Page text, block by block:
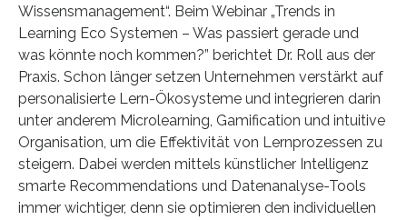
Wissensmanagement“. Beim Webinar „Trends in
Learning Eco Systemen – Was passiert gerade und
was könnte noch kommen?” berichtet Dr. Roll aus der
Praxis. Schon länger setzen Unternehmen verstärkt auf
personalisierte Lern-Ökosysteme und integrieren darin
unter anderem Microlearning, Gamification und intuitive
Organisation, um die Effektivität von Lernprozessen zu
steigern. Dabei werden mittels künstlicher Intelligenz
smarte Recommendations und Datenanalyse-Tools
immer wichtiger, denn sie optimieren den individuellen